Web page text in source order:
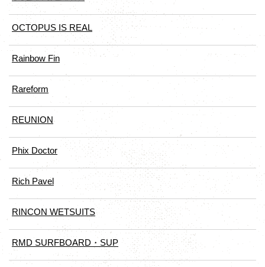
OCTOPUS IS REAL
Rainbow Fin
Rareform
REUNION
Phix Doctor
Rich Pavel
RINCON WETSUITS
RMD SURFBOARD・SUP